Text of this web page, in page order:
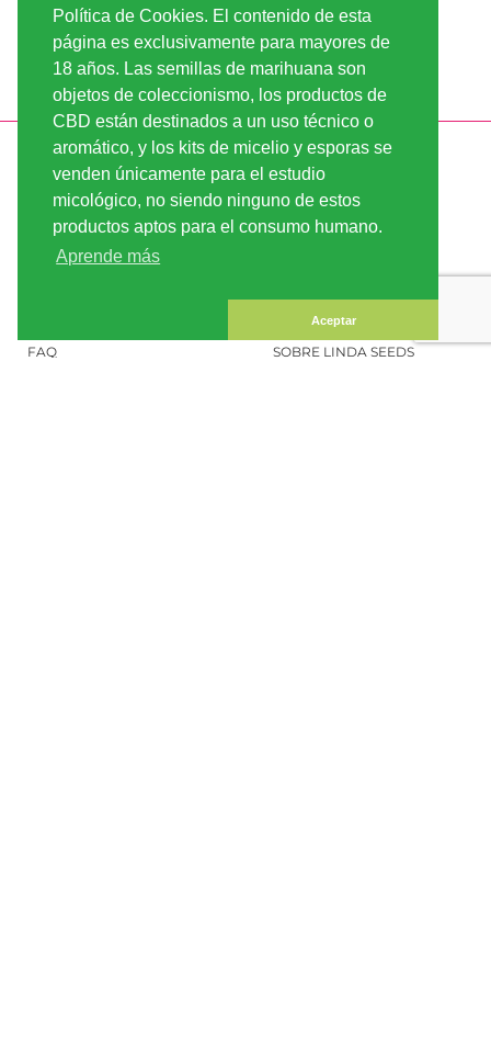
Política de Cookies. El contenido de esta
página es exclusivamente para mayores de
18 años. Las semillas de marihuana son
objetos de coleccionismo, los productos de
CBD están destinados a un uso técnico o
aromático, y los kits de micelio y esporas se
venden únicamente para el estudio
micológico, no siendo ninguno de estos
productos aptos para el consumo humano.
Aprende más
Aceptar
INFORMACIÓN
ENVÍO
PAGO
FAQ
LINDA-SEEDS
CONDICIONES DE USO
MAPA DEL SITIO
CONTÁCTENOS
SOBRE LINDA SEEDS